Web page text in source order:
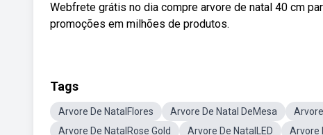
Webfrete grátis no dia compre arvore de natal 40 cm
promoções em milhões de produtos.
Tags
Arvore De NatalFlores Arvore De Natal DeMesa
Arvore De NatalRose Gold
Arvore De NatalLED Arvore